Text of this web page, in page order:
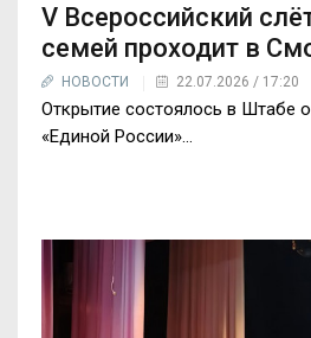
V Всероссийский
семей проходит в
НОВОСТИ 22.07.2026 / 17:20
Открытие состоялось в Штабе
«Единой России»…